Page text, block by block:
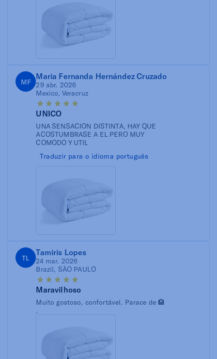
MF
Maria Fernanda Hernández Cruzado
29 abr. 2026
Mexico, Veracruz
UNICO
UNA SENSACION DISTINTA, HAY QUE
ACOSTUMBRASE A EL PERO MUY
COMODO Y UTIL
Traduzir para o idioma português
TL
Tamiris Lopes
24 mar. 2026
Brazil, SÃO PAULO
Maravilhoso
Muito gostoso, confortável. Parace de 🏨
.